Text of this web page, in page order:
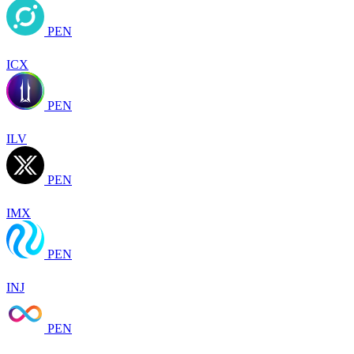
PEN
ICX
PEN
ILV
PEN
IMX
PEN
INJ
PEN